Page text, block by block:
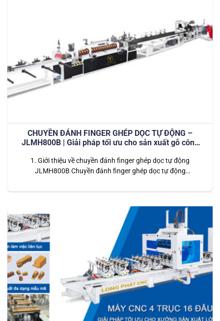
CHUYỀN ĐÁNH FINGER GHÉP DỌC TỰ ĐỘNG –
JLMH800B | Giải pháp tối ưu cho sản xuất gỗ công
1. Giới thiệu về chuyền đánh finger ghép dọc tự động
JLMH800B Chuyền đánh finger ghép dọc tự động
dành riêng cho các nhà máy chế biến gỗ công nghiệp. Dây